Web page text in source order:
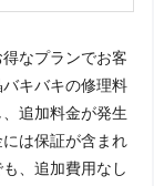
なプランでお客
キバキの修理料
追加料金が発生
は保証が含まれ
、追加費用なし